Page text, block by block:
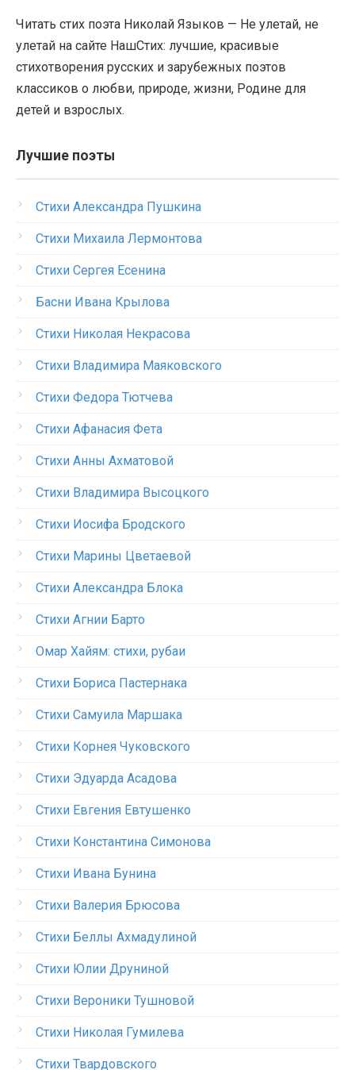
Читать стих поэта Николай Языков — Не улетай, не
улетай на сайте НашСтих: лучшие, красивые
стихотворения русских и зарубежных поэтов
классиков о любви, природе, жизни, Родине для
детей и взрослых.
Лучшие поэты
Стихи Александра Пушкина
Стихи Михаила Лермонтова
Стихи Сергея Есенина
Басни Ивана Крылова
Стихи Николая Некрасова
Стихи Владимира Маяковского
Стихи Федора Тютчева
Стихи Афанасия Фета
Стихи Анны Ахматовой
Стихи Владимира Высоцкого
Стихи Иосифа Бродского
Стихи Марины Цветаевой
Стихи Александра Блока
Стихи Агнии Барто
Омар Хайям: стихи, рубаи
Стихи Бориса Пастернака
Стихи Самуила Маршака
Стихи Корнея Чуковского
Стихи Эдуарда Асадова
Стихи Евгения Евтушенко
Стихи Константина Симонова
Стихи Ивана Бунина
Стихи Валерия Брюсова
Стихи Беллы Ахмадулиной
Стихи Юлии Друниной
Стихи Вероники Тушновой
Стихи Николая Гумилева
Стихи Твардовского